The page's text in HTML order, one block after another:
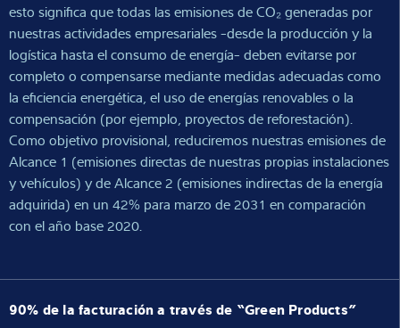
esto significa que todas las emisiones de CO₂ generadas por
nuestras actividades empresariales -desde la producción y la
logística hasta el consumo de energía- deben evitarse por
completo o compensarse mediante medidas adecuadas como
la eficiencia energética, el uso de energías renovables o la
compensación (por ejemplo, proyectos de reforestación).
Como objetivo provisional, reduciremos nuestras emisiones de
Alcance 1 (emisiones directas de nuestras propias instalaciones
y vehículos) y de Alcance 2 (emisiones indirectas de la energía
adquirida) en un 42% para marzo de 2031 en comparación
con el año base 2020.
90% de la facturación a través de “Green Products”